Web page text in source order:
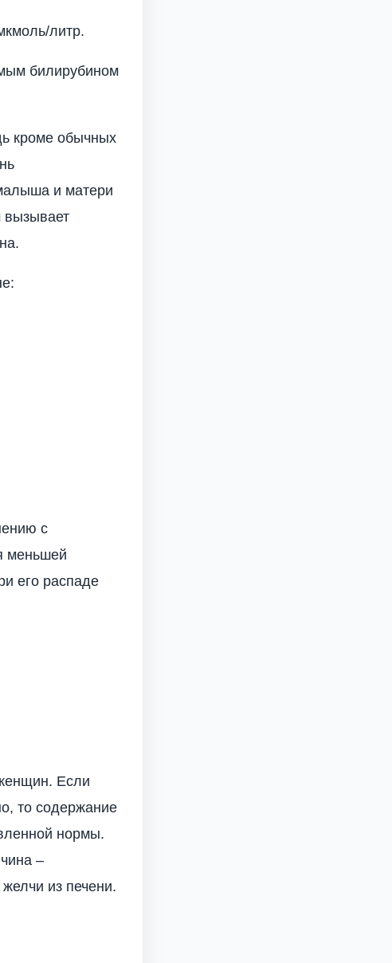
литр.
билирубином
кроме обычных
и матери
вызывает
с
меньшей
его распаде
Если
то содержание
нормы.
–
из печени.